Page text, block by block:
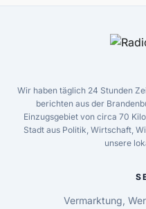
Wir haben täglich 24 Stunden
berichten aus der
Einzugsgebiet von circa 70
Stadt aus Politik, Wirtschaft,
unsere
Vermarktung,